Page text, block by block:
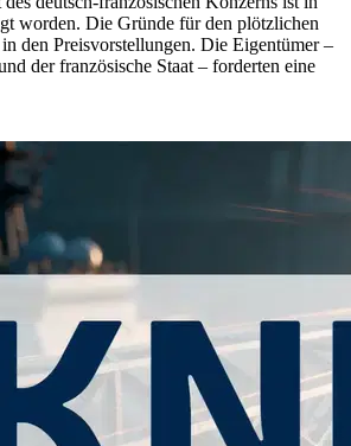
worden. Die Gründe für den plötzlichen
den Preisvorstellungen. Die Eigentümer –
der französische Staat – forderten eine